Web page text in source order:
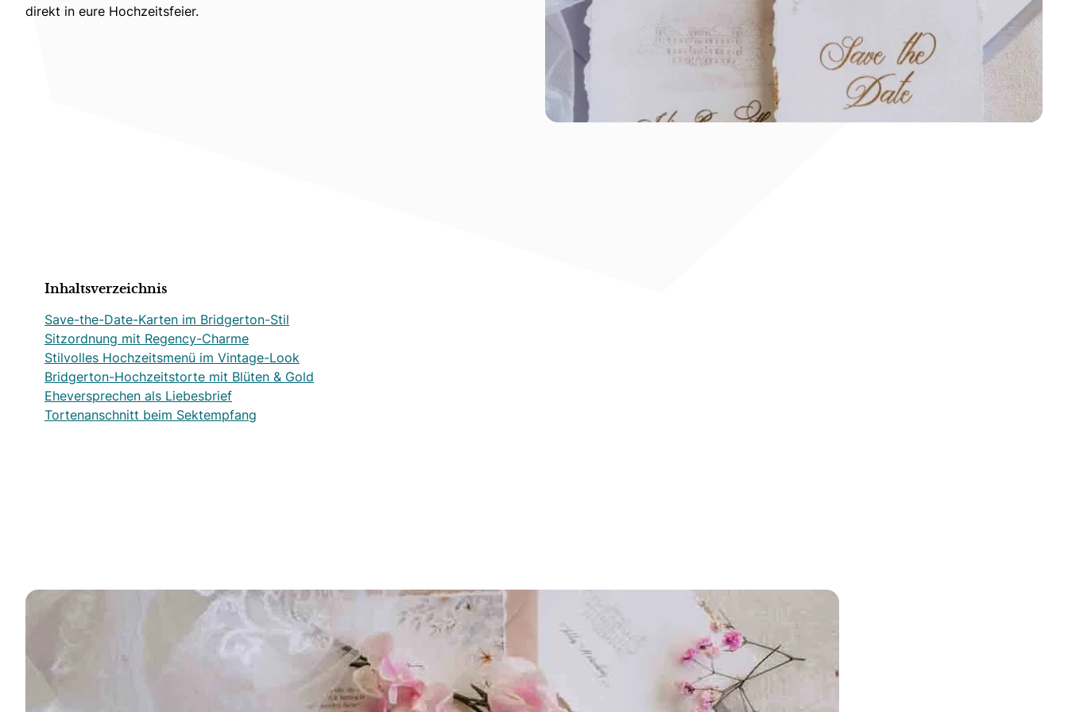
direkt in eure Hochzeitsfeier.
Inhaltsverzeichnis
Save-the-Date-Karten im Bridgerton-Stil
Sitzordnung mit Regency-Charme
Stilvolles Hochzeitsmenü im Vintage-Look
Bridgerton-Hochzeitstorte mit Blüten & Gold
Eheversprechen als Liebesbrief
Tortenanschnitt beim Sektempfang